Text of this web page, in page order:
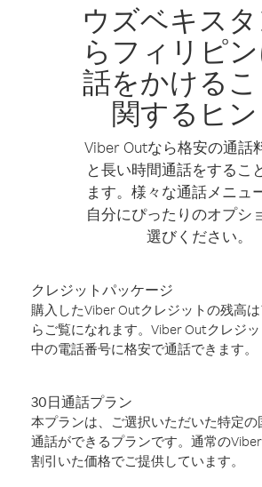
ウズベキス
らフィリピ
話をかける
関するヒン
Viber Outなら格安の通話
と長い時間通話をするこ
ます。様々な通話メニュ
自分にぴったりのオプシ
選びください。
クレジットパッケージ
購入したViber Outクレジットの残高
らご覧になれます。Viber Outクレジ
中の電話番号に格安で通話できます。
30日通話プラン
本プランは、ご選択いただいた特定
通話ができるプランです。通常の
割引いた価格でご提供しています。